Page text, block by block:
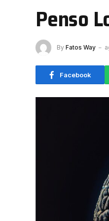
Penso
By Fatos Way
Facebook